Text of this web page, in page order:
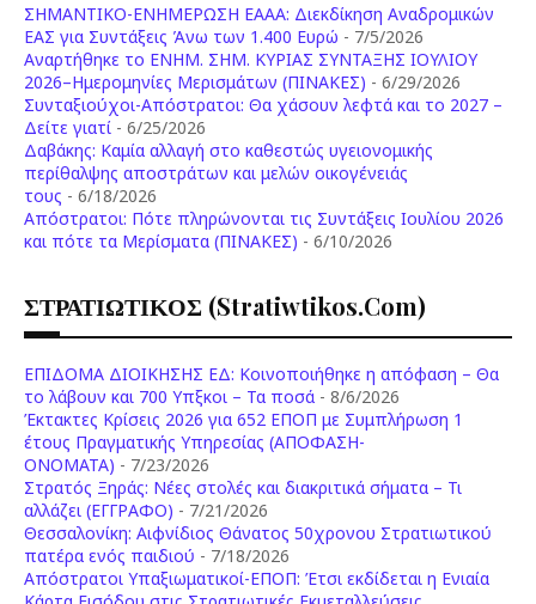
ΣΗΜΑΝΤΙΚΟ-ΕΝΗΜΕΡΩΣΗ ΕΑΑΑ: Διεκδίκηση Αναδρομικών
ΕΑΣ για Συντάξεις Άνω των 1.400 Ευρώ - 7/5/2026
Aναρτήθηκε το ENHM. ΣΗΜ. ΚΥΡΙΑΣ ΣΥΝΤΑΞΗΣ ΙΟΥΛΙΟΥ
2026–Ημερομηνίες Μερισμάτων (ΠΙΝΑΚΕΣ) - 6/29/2026
Συνταξιούχοι-Απόστρατοι: Θα χάσουν λεφτά και το 2027 –
Δείτε γιατί - 6/25/2026
Δαβάκης: Καμία αλλαγή στο καθεστώς υγειονομικής
περίθαλψης αποστράτων και μελών οικογένειάς
τους - 6/18/2026
Aπόστρατοι: Πότε πληρώνονται τις Συντάξεις Ιουλίου 2026
και πότε τα Μερίσματα (ΠΙΝΑΚΕΣ) - 6/10/2026
ΣΤΡΑΤΙΩΤΙΚΟΣ (stratiwtikos.com)
ΕΠΙΔΟΜΑ ΔΙΟΙΚΗΣΗΣ ΕΔ: Κοινοποιήθηκε η απόφαση – Θα
το λάβουν και 700 Υπξκοι – Τα ποσά - 8/6/2026
Έκτακτες Κρίσεις 2026 για 652 ΕΠΟΠ με Συμπλήρωση 1
έτους Πραγματικής Υπηρεσίας (ΑΠΟΦΑΣΗ-
ONOMATA) - 7/23/2026
Στρατός Ξηράς: Νέες στολές και διακριτικά σήματα – Τι
αλλάζει (ΕΓΓΡΑΦΟ) - 7/21/2026
Θεσσαλονίκη: Αιφνίδιος Θάνατος 50χρονου Στρατιωτικού
πατέρα ενός παιδιού - 7/18/2026
Απόστρατοι Υπαξιωματικοί-ΕΠΟΠ: Έτσι εκδίδεται η Ενιαία